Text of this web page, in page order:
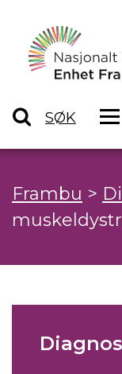
SØK
Frambu >